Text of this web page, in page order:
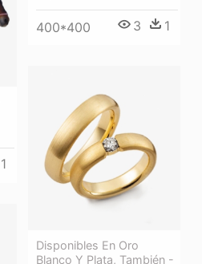
400*400 3 1
1
Disponibles En Oro
Blanco Y Plata, También -